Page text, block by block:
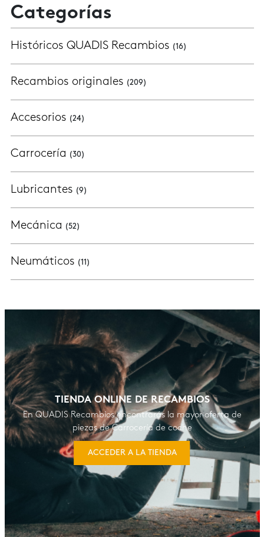
Categorías
Históricos QUADIS Recambios (16)
Recambios originales (209)
Accesorios (24)
Carrocería (30)
Lubricantes (9)
Mecánica (52)
Neumáticos (11)
TIENDA ONLINE DE RECAMBIOS
En QUADIS Recambios encontrarás la mayor oferta de
piezas de Carrocería de coche
ACCEDER A LA TIENDA